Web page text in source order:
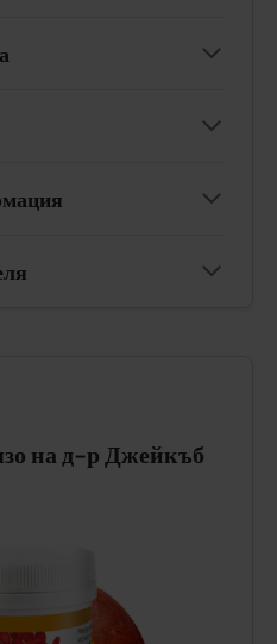
на д-р Джейкъб